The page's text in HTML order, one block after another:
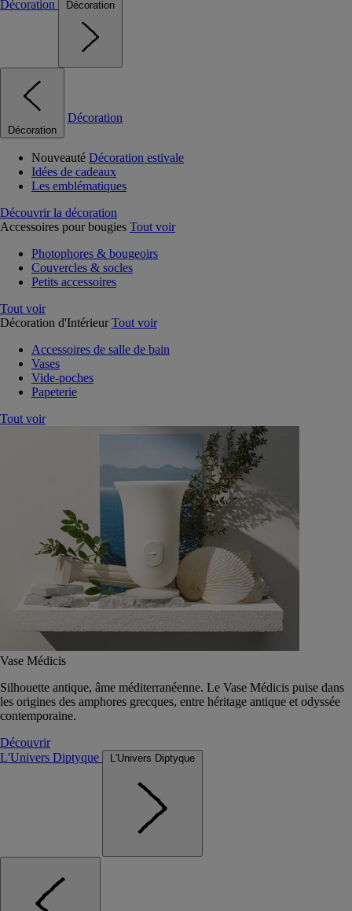
Décoration Décoration
Décoration
Décoration
Nouveauté Décoration estivale
Idées de cadeaux
Les emblématiques
Découvrir la décoration
Accessoires pour bougies Tout voir
Photophores & bougeoirs
Couvercles & socles
Petits accessoires
Tout voir
Décoration d'Intérieur Tout voir
Accessoires de salle de bain
Vases
Vide-poches
Papeterie
Tout voir
Vase Médicis
Silhouette antique, âme méditerranéenne. Le Vase Médicis puise dans
les origines des amphores grecques, entre héritage antique et odyssée
contemporaine.
Découvrir
L'Univers Diptyque
L'Univers Diptyque